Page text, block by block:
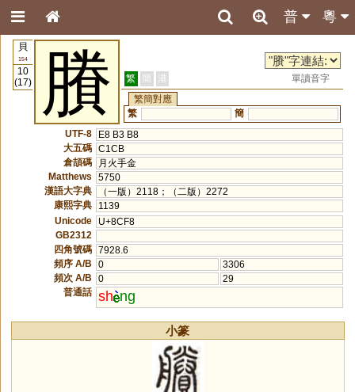
粵
普
貝
154
10
(17)
賸 繁 簡 港
單讀音字
繁簡對應
繁
簡
UTF-8
E8 B3 B8
大五碼 C1CB
倉頡碼
月火手金
Matthews
5750
漢語大字典
（一版）2118；（二版）2272
康熙字典
1139
Unicode
U+8CF8
GB2312
四角號碼 7928.6
頻序 A/B
0
3306
頻次 A/B
0
29
普通話 sh ng
小篆